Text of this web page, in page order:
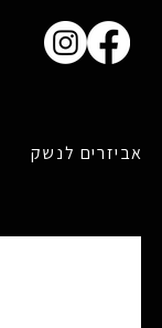
אביזרים לנשק